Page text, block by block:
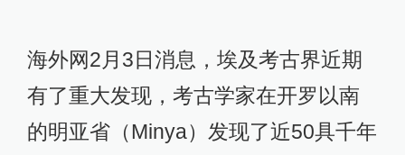
海外网2月3日消息，埃及考古界近期
有了重大发现，考古学家在开罗以南
的明亚省（Minya）发现了近50具千年